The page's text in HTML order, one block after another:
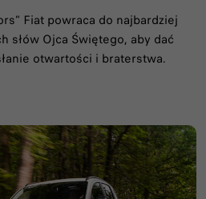
Fiat powraca do najbardziej
słów Ojca Świętego, aby dać
otwartości i braterstwa.